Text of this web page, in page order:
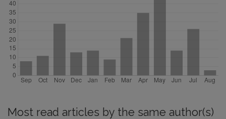
Most read articles by the same author(s)